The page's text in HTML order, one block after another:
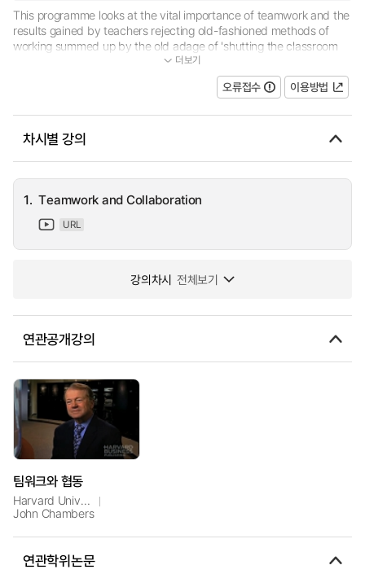
This programme looks at the vital importance of teamwork and the
results gained by teachers rejecting old-fashioned methods of
working summed up by the old adage of 'shutting the classroom
door and getting on with it'. Headteacher Carole Couch talks abo...
더보기
오류접수 이용방법
차시별 강의
1. Teamwork and Collaboration
URL
강의차시 전체보기
연관공개강의
팀워크와 협동
Harvard University
John Chambers
연관학위논문